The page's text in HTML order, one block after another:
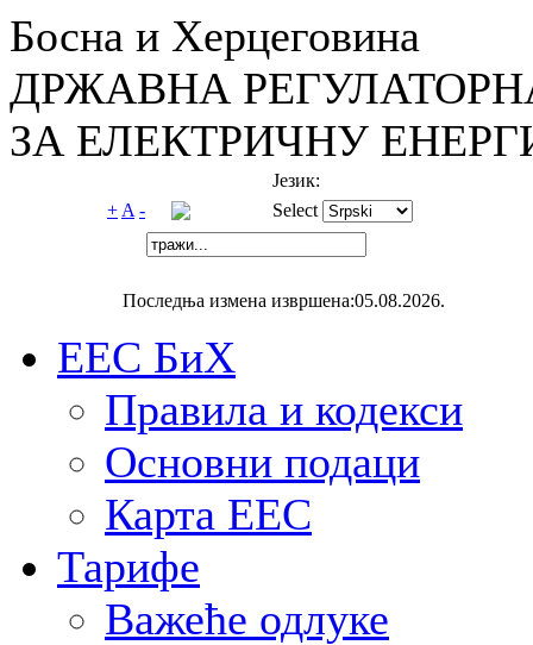
Босна и Херцеговина
ДРЖАВНА
ЗА ЕЛЕКТРИЧНУ
Језик:
+ A - Select
Последња измена извршена:05.08.2026.
ЕЕС БиХ
Правила и кодекси
Основни подаци
Карта ЕЕС
Тарифе
Важеће одлуке